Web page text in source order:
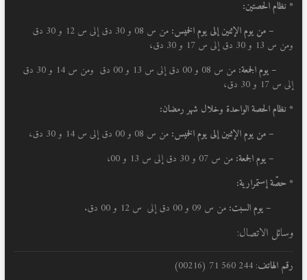
* نظام الحصتين:
– من يوم الإثنين إلى يوم الخميس:
من س 08 و 30 دق إلى س 12 و 30 دق
ومن س 13 و 30 دق إلى س 17 و 30 دق،
– يوم الجمعة:
من س 08 و 00 دق إلى س 13 و 00 دق ومن س 14 و 30 دق
إلى س 17 و 30 دق،
* نظام الحصة الواحدة وخلال شهر رمضان:
– من يوم الإثنين إلى يوم الخميس: من س 08 و 00 دق إلى س 14 و 30 دق،
– يوم الجمعة: من س 07 و 30 دق إلى س 13 و 00،
* حصّة إستمرارية:
– يوم السبت: من س 09 و 00 دق إلى س 12 و 00 دق.
وسائل الاتصال:
رقم الهاتف: 244 560 71 (00216)